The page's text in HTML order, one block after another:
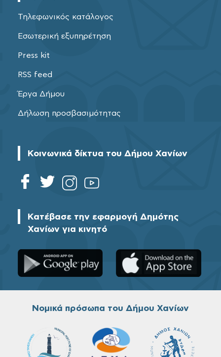
Τηλεφωνικός κατάλογος
Εσωτερική εξυπηρέτηση
Press kit
RSS feed
Έργα Δήμου
Δήλωση προσβασιμότητας
Κοινωνικά δίκτυα του Δήμου Χανίων
Κατέβασε την εφαρμογή Δημότης
Χανίων για κινητό
Νομικά πρόσωπα του Δήμου Χανίων